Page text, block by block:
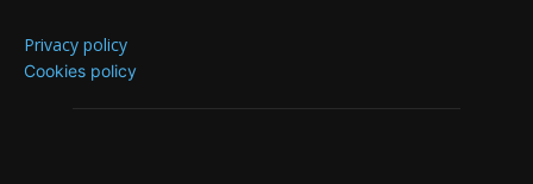
Privacy policy
Cookies policy